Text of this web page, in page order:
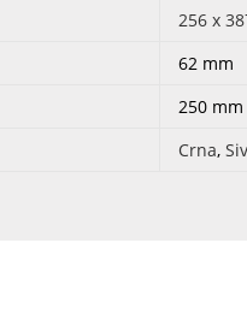
256 x
62 mm
250 mm
Crna,